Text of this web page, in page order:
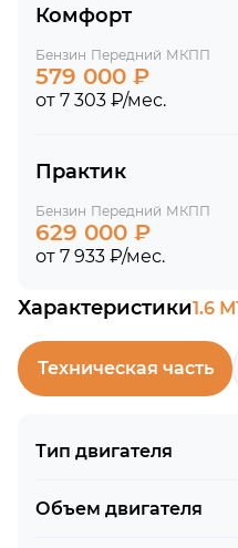
Комфорт
Бензин Передний МКПП
579 000 ₽
от 7 303 ₽/мес.
Практик
Бензин Передний МКПП
629 000 ₽
от 7 933 ₽/мес.
Характеристики1.6
Техническая часть
Тип двигателя
Объем двигателя